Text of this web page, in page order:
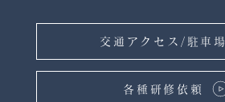
各種研修依頼
交通アクセス/駐車場